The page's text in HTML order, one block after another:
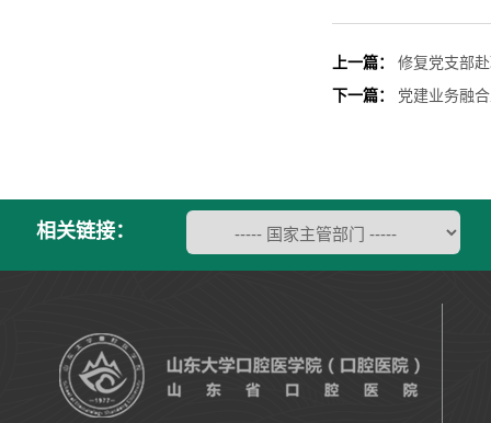
上一篇：
修复党支部
下一篇：
党建业务融
相关链接：